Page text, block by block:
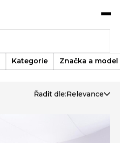
Kategorie Značka a model
Řadit dle:Relevance